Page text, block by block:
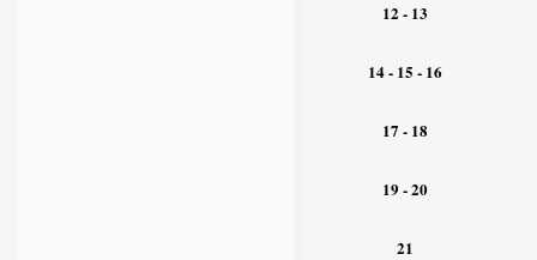
12 - 13
14 - 15 - 16
17 - 18
19 -20
21